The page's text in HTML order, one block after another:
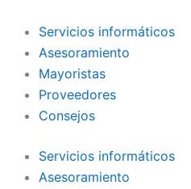
contenido
Servicios informáticos
Asesoramiento
Mayoristas
Proveedores
Consejos
Servicios informáticos
Asesoramiento